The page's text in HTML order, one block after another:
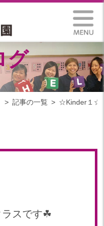
グ
記事の一覧 ☆Kinder１☆
ラスです☘